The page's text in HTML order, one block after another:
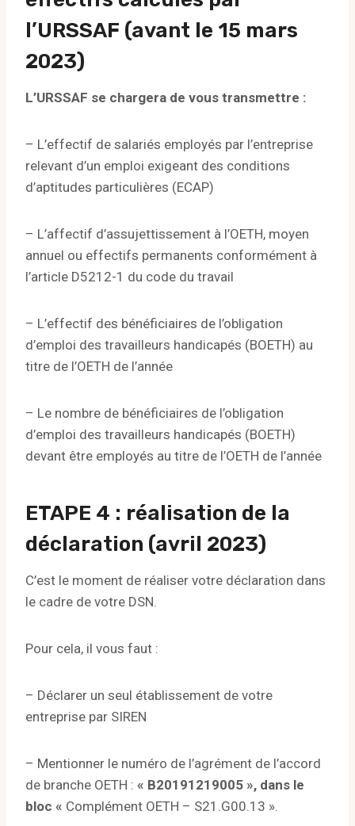
l’URSSAF (avant le 15 mars
2023)
L’URSSAF se chargera de vous transmettre :
– L’effectif de salariés employés par l’entreprise
relevant d’un emploi exigeant des conditions
d’aptitudes particulières (ECAP)
– L’affectif d’assujettissement à l’OETH, moyen
annuel ou effectifs permanents conformément à
l’article D5212-1 du code du travail
– L’effectif des bénéficiaires de l’obligation
d’emploi des travailleurs handicapés (BOETH) au
titre de l’OETH de l’année
– Le nombre de bénéficiaires de l’obligation
d’emploi des travailleurs handicapés (BOETH)
devant être employés au titre de l’OETH de l’année
ETAPE 4 : réalisation de la
déclaration (avril 2023)
C’est le moment de réaliser votre déclaration dans
le cadre de votre DSN.
Pour cela, il vous faut :
– Déclarer un seul établissement de votre
entreprise par SIREN
– Mentionner le numéro de l’agrément de l’accord
de branche OETH : « B20191219005 », dans le
bloc « Complément OETH – S21.G00.13 ».